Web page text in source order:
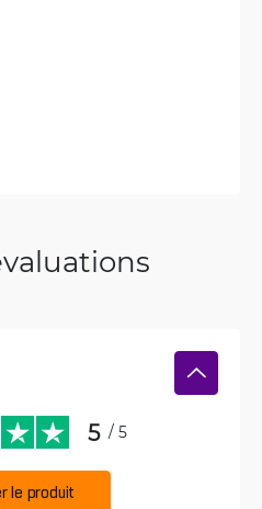
5 / 5
le produit